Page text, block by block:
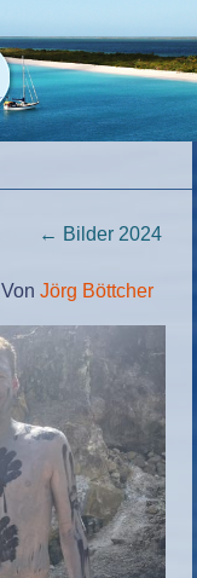
← Bilder 2024
Von Jörg Böttcher